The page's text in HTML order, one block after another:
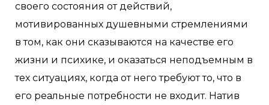
своего состояния от действий,
мотивированных душевными стремлениями
в том, как они сказываются на качестве его
жизни и психике, и оказаться неподъемным в
тех ситуациях, когда от него требуют то, что в
его реальные потребности не входит. Натив